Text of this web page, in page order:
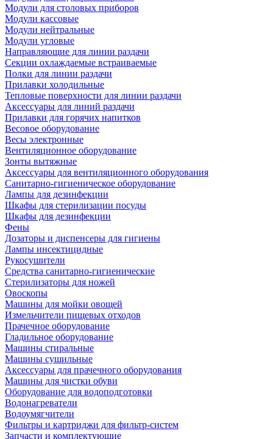
Модули для столовых приборов
Модули кассовые
Модули нейтральные
Модули угловые
Направляющие для линии раздачи
Секции охлаждаемые встраиваемые
Полки для линии раздачи
Прилавки холодильные
Тепловые поверхности для линии раздачи
Аксессуары для линий раздачи
Прилавки для горячих напитков
Весовое оборудование
Весы электронные
Вентиляционное оборудование
Зонты вытяжные
Аксессуары для вентиляционного оборудования
Санитарно-гигиеническое оборудование
Лампы для дезинфекции
Шкафы для стерилизации посуды
Шкафы для дезинфекции
Фены
Дозаторы и диспенсеры для гигиены
Лампы инсектицидные
Рукосушители
Средства санитарно-гигиенические
Стерилизаторы для ножей
Овоскопы
Машины для мойки овощей
Измельчители пищевых отходов
Прачечное оборудование
Гладильное оборудование
Машины стиральные
Машины сушильные
Аксессуары для прачечного оборудования
Машины для чистки обуви
Оборудование для водоподготовки
Водонагреватели
Водоумягчители
Фильтры и картриджи для фильтр-систем
Запчасти и комплектующие